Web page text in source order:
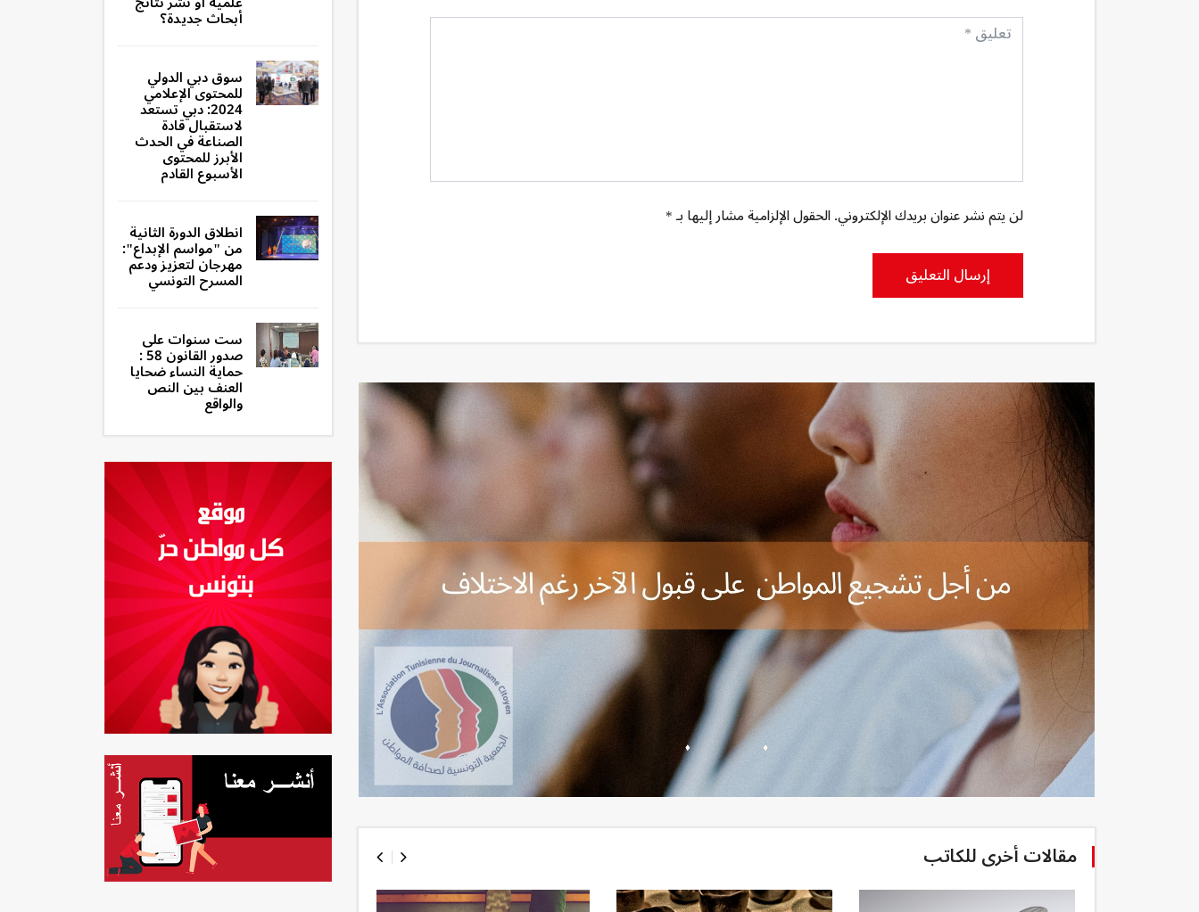
لن يتم نشر عنوان بريدك الإلكتروني. الحقول الإلزامية مشار إليها بـ *
إرسال التعليق
مقالات أخرى للكاتب
أبحاث جديدة؟
سوق دبي الدولي
للمحتوى الإعلامي
2024: دبي تستعد
لاستقبال قادة
الصناعة في الحدث
الأبرز للمحتوى
الأسبوع القادم
انطلاق الدورة الثانية
من "مواسم الإبداع":
مهرجان لتعزيز ودعم
المسرح التونسي
ست سنوات على
صدور القانون 58 :
حماية النساء ضحايا
العنف بين النص
والواقع